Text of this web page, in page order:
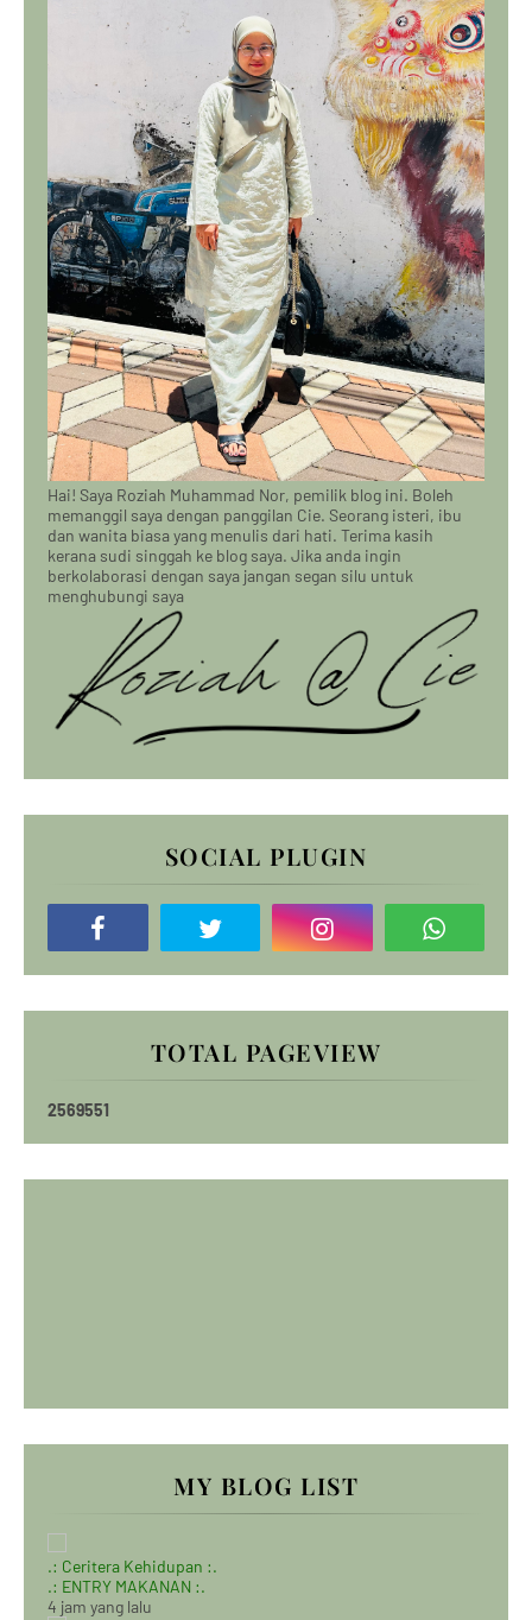
Hai! Saya Roziah Muhammad Nor, pemilik blog ini. Boleh
memanggil saya dengan panggilan Cie. Seorang isteri, ibu
dan wanita biasa yang menulis dari hati. Terima kasih
kerana sudi singgah ke blog saya. Jika anda ingin
berkolaborasi dengan saya jangan segan silu untuk
menghubungi saya
SOCIAL PLUGIN
TOTAL PAGEVIEW
2569551
MY BLOG LIST
.: Ceritera Kehidupan :.
.: ENTRY MAKANAN :.
4 jam yang lalu